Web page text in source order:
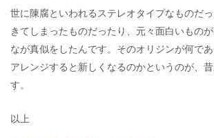
世に陳腐といわれるステレオタイプなものだ
きてしまったものだったり、元々面白いもの
なが真似をしたんです。そのオリジンが何で
アレンジすると新しくなるのかというのが、
す。
以上